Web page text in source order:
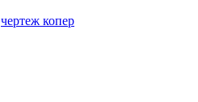
чертеж копер